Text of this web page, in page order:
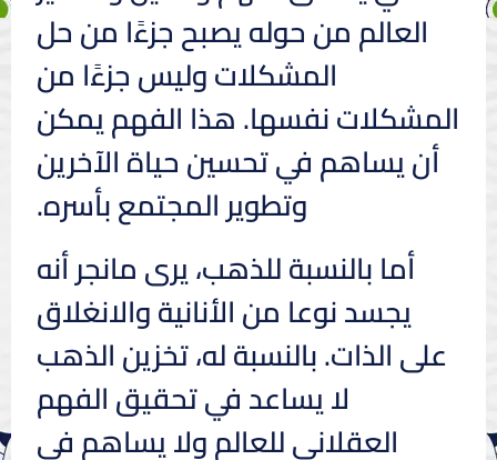
العالم من حوله يصبح جزءًا من حل
المشكلات وليس جزءًا من
المشكلات نفسها. هذا الفهم يمكن
أن يساهم في تحسين حياة الآخرين
وتطوير المجتمع بأسره.
أما بالنسبة للذهب، يرى مانجر أنه
يجسد نوعا من الأنانية والانغلاق
على الذات. بالنسبة له، تخزين الذهب
لا يساعد في تحقيق الفهم
العقلاني للعالم ولا يساهم في